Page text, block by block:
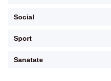
Social
Sport
Sanatate